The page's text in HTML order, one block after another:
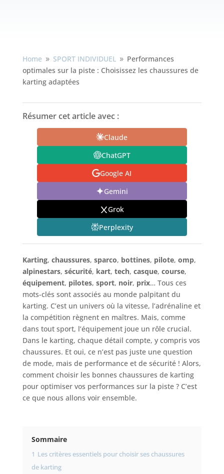
Home 9 SPORT INDIVIDUEL 9 Performances
optimales sur la piste : Choisissez les chaussures de
karting adaptées
Résumer cet article avec :
Claude
ChatGPT
Google AI
Gemini
Grok
Perplexity
Karting, chaussures, sparco, bottines, pilote, omp,
alpinestars, sécurité, kart, tech, casque, course,
équipement, pilotes, sport, noir, prix… Tous ces
mots-clés sont associés au monde palpitant du
karting. C’est un univers où la vitesse, l’adrénaline et
la compétition règnent en maîtres. Mais, comme
dans tout sport, l’équipement joue un rôle crucial.
Dans le karting, chaque détail compte, y compris vos
chaussures. Et oui, ce n’est pas juste une question
de mode, mais de performance et de sécurité ! Alors,
comment choisir les bonnes chaussures de karting
pour optimiser vos performances sur la piste ? C’est
ce que nous allons voir ensemble.
Sommaire
1 Les critères essentiels pour choisir ses chaussures
de karting